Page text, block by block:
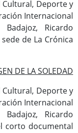
Deporte y
Internacional
Ricardo
de La Crónica
DE LA SOLEDAD
Deporte y
Internacional
Ricardo
corto documental